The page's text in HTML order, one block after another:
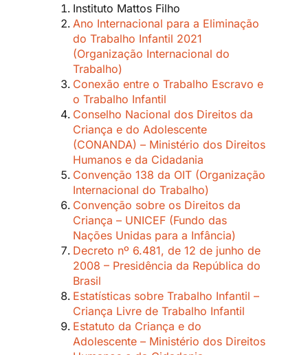
Instituto Mattos Filho
Ano Internacional para a Eliminação
do Trabalho Infantil 2021
(Organização Internacional do
Trabalho)
Conexão entre o Trabalho Escravo e
o Trabalho Infantil
Conselho Nacional dos Direitos da
Criança e do Adolescente
(CONANDA) – Ministério dos Direitos
Humanos e da Cidadania
Convenção 138 da OIT (Organização
Internacional do Trabalho)
Convenção sobre os Direitos da
Criança – UNICEF (Fundo das
Nações Unidas para a Infância)
Decreto nº 6.481, de 12 de junho de
2008 – Presidência da República do
Brasil
Estatísticas sobre Trabalho Infantil –
Criança Livre de Trabalho Infantil
Estatuto da Criança e do
Adolescente – Ministério dos Direitos